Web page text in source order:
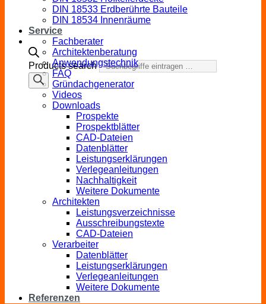
Products search
DIN 18533 Erdberührte Bauteile
DIN 18534 Innenräume
Service
Fachberater
Architektenberatung
Anwendungstechnik
FAQ
Gründachgenerator
Videos
Downloads
Prospekte
Prospektblätter
CAD-Dateien
Datenblätter
Leistungserklärungen
Verlegeanleitungen
Nachhaltigkeit
Weitere Dokumente
Architekten
Leistungsverzeichnisse
Ausschreibungstexte
CAD-Dateien
Verarbeiter
Datenblätter
Leistungserklärungen
Verlegeanleitungen
Weitere Dokumente
Referenzen